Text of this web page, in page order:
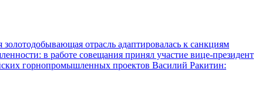
отрасль адаптировалась к санкциям
в работе совещания принял участие вице-президент
горнопромышленных проектов Василий Ракитин: